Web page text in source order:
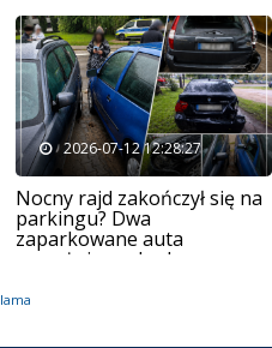
2026-07-12 12:28:27
Nocny rajd zakończył się na
parkingu? Dwa
zaparkowane auta
poważnie uszkodzone